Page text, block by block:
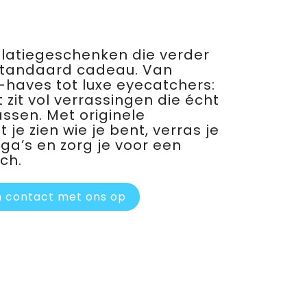
die verder
cadeau. Van
tot luxe eyecatchers:
vol verrassingen die écht
Met originele
je zien wie je bent, verras je
en zorg je voor een
contact met ons op